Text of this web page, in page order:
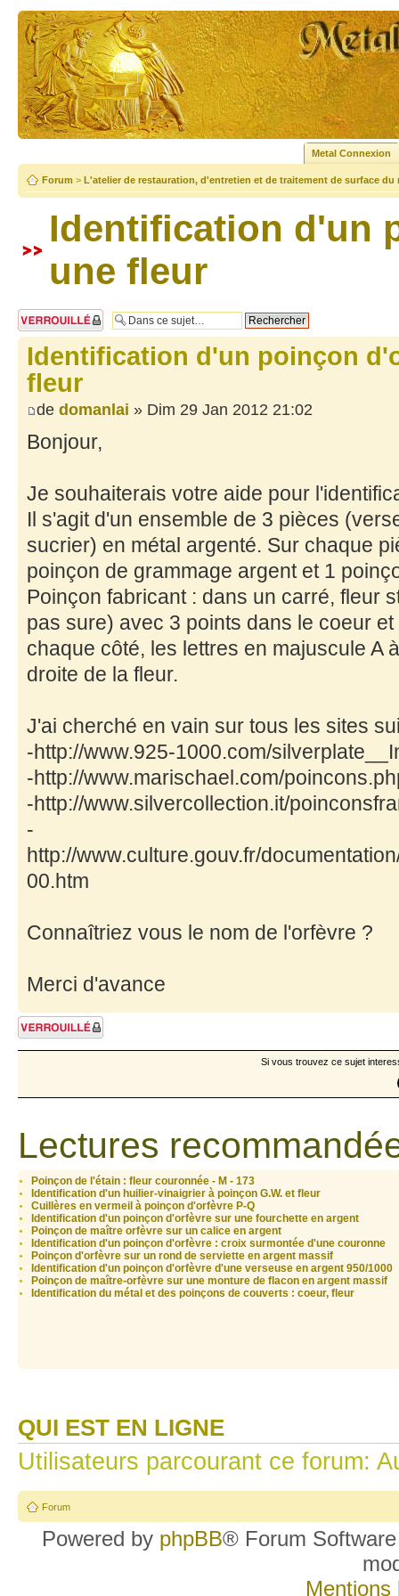
Metal Connexion
Forum > L'atelier de restauration, d'entretien et de traitement de surface du
Identification d'un
une fleur
Sujet verrouillé
Identification d'un poinçon
fleur
de domanlai » Dim 29 Jan 2012 21:02
Bonjour,
Je souhaiterais votre aide pour
Il s'agit d'un ensemble de 3 pièces
sucrier) en métal argenté. Sur chaque
poinçon de grammage argent et 1
Poinçon fabricant : dans un carré, fleur
pas sure) avec 3 points dans le coeur
chaque côté, les lettres en majuscule A
droite de la fleur.
J'ai cherché en vain sur tous les sites
-http://www.925-1000.com/
-http://www.marischael.com/
-http://www.silvercollection.it/
-
http://www.culture.gouv.fr/
00.htm
Connaîtriez vous le nom de l'orfèvre ?
Merci d'avance
Sujet verrouillé
Si vous trouvez ce sujet
Lectures
Poinçon de l'étain : fleur couronnée - M - 173
Identification d'un huilier-vinaigrier à poinçon G.W. et fleur
Cuillères en vermeil à poinçon d'orfèvre P-Q
Identification d'un poinçon d'orfèvre sur une fourchette en argent
Poinçon de maître orfèvre sur un calice en argent
Identification d'un poinçon d'orfèvre : croix surmontée d'une couronne
Poinçon d'orfèvre sur un rond de serviette en argent massif
Identification d'un poinçon d'orfèvre d'une verseuse en argent 950/1000
Poinçon de maître-orfèvre sur une monture de flacon en argent massif
Identification du métal et des poinçons de couverts : coeur, fleur
QUI EST EN LIGNE
Utilisateurs parcourant ce forum:
Forum
Powered by phpBB® Forum
Mentions